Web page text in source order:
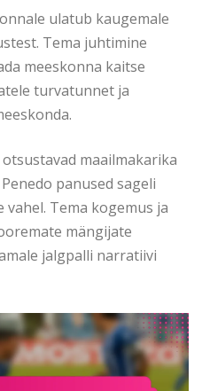
ulatub kaugemale
Tema juhtimine
meeskonna kaitse
turvatunnet ja
maailmakarika
panused sageli
Tema kogemus ja
mängijate
jalgpalli narratiivi